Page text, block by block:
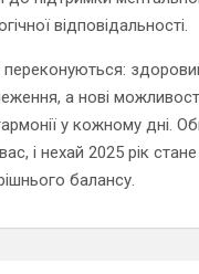
відповідальності.
а нові
у кожному дні.
і нехай 2025 рік
балансу.